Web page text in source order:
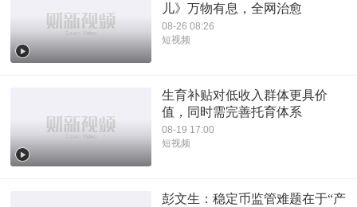
儿》万物有息，全网治愈
08-26 08:26
短视频
生育补贴对低收入群体更具价
值，同时需完善托育体系
08-19 17:00
短视频
彭文生：稳定币监管难题在于“产